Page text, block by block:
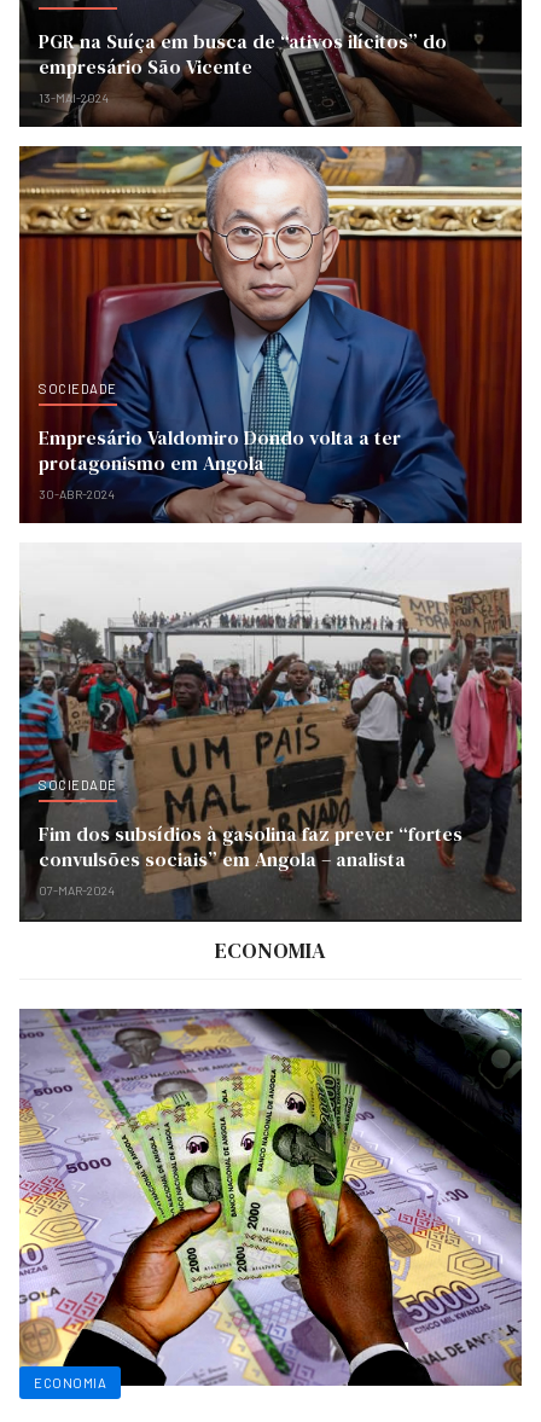
PGR na Suíça em busca de “ativos ilícitos” do
empresário São Vicente
13-MAI-2024
SOCIEDADE
Empresário Valdomiro Dondo volta a ter
protagonismo em Angola
30-ABR-2024
SOCIEDADE
Fim dos subsídios à gasolina faz prever “fortes
convulsões sociais” em Angola – analista
07-MAR-2024
ECONOMIA
ECONOMIA